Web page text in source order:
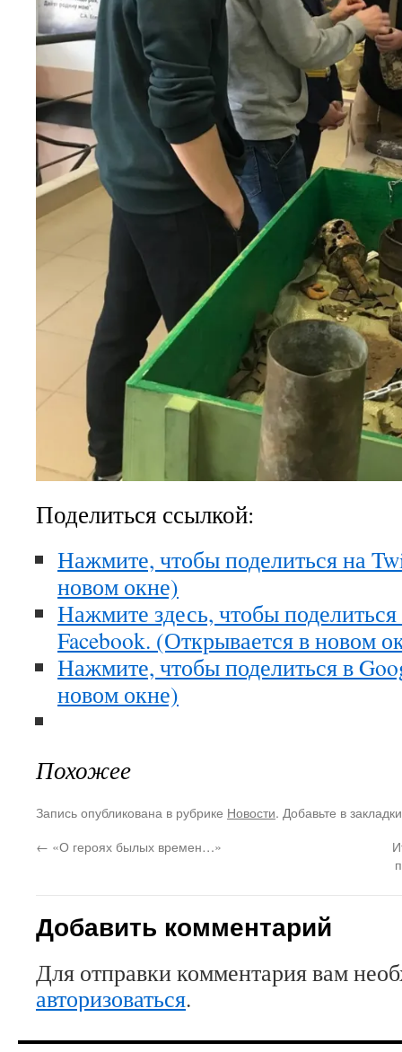
Поделиться ссылкой:
Нажмите, чтобы поделиться на
новом окне)
Нажмите здесь, чтобы
Facebook. (Открывается в новом
Нажмите, чтобы поделиться в
новом окне)
Похожее
Запись опубликована в рубрике Новости. Добавьте в
← «О героях былых времен…»
Добавить комментарий
Для отправки комментария вам
авторизоваться.